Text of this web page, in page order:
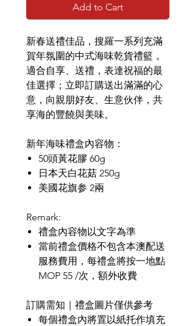
Add to Cart
新春送禮佳品，搜羅一系列充滿
賀年氛圍的中式海味乾貨禮籃，
適合自享、送禮，表達祝福的最
佳選擇；立即訂購送出滿滿的心
意，向親朋好友、生意伙伴，共
享海的豐饒與美味。
新年海味禮盒內容物：
50頭黃花膠 60g
日本天白花菇 250g
美國花旗参 2兩
Remark:
禮盒內容物以文字為準
當前禮盒價格不包含本澳配送
服務費用，每禮盒將按一地點
MOP 55 /次，額外收費
訂購需知｜禮盒圖片僅供參考
每個禮盒內將置以紙托作填充